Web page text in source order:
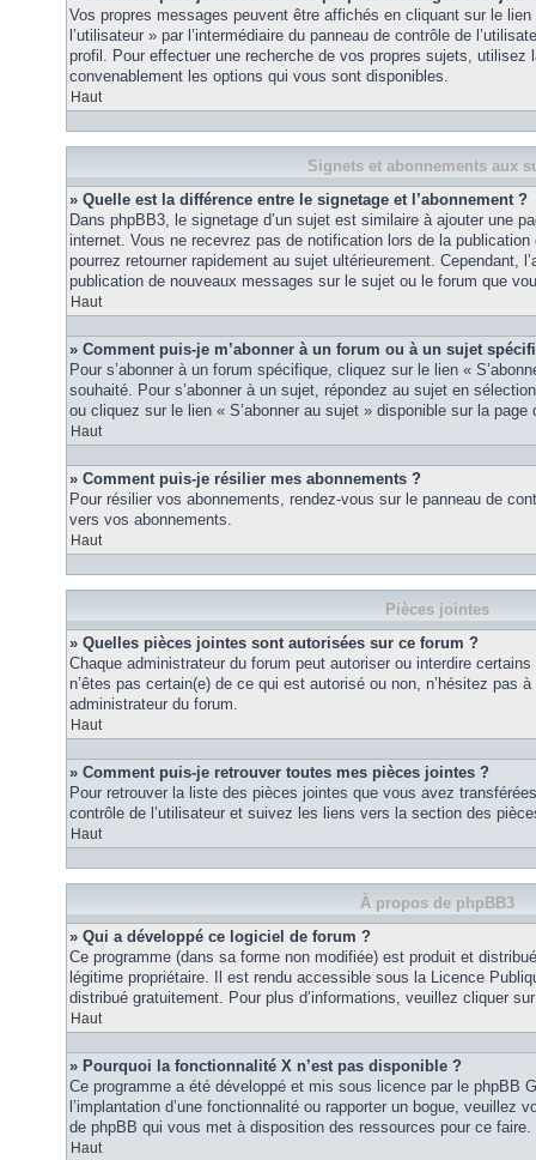
Vos propres messages peuvent être affichés en cliquant sur le
l’utilisateur » par l’intermédiaire du panneau de contrôle de
profil. Pour effectuer une recherche de vos propres sujets, utilisez
convenablement les options qui vous sont disponibles.
Haut
Signets et abonnements aux
» Quelle est la différence entre le signetage et l’abonnement ?
Dans phpBB3, le signetage d’un sujet est similaire à ajouter une
internet. Vous ne recevrez pas de notification lors de la publication
pourrez retourner rapidement au sujet ultérieurement. Cependant,
publication de nouveaux messages sur le sujet ou le forum que
Haut
» Comment puis-je m’abonner à un forum ou à un sujet
Pour s’abonner à un forum spécifique, cliquez sur le lien «
souhaité. Pour s’abonner à un sujet, répondez au sujet en
ou cliquez sur le lien « S’abonner au sujet » disponible sur la page
Haut
» Comment puis-je résilier mes abonnements ?
Pour résilier vos abonnements, rendez-vous sur le panneau de
vers vos abonnements.
Haut
Pièces jointes
» Quelles pièces jointes sont autorisées sur ce forum ?
Chaque administrateur du forum peut autoriser ou interdire
n’êtes pas certain(e) de ce qui est autorisé ou non, n’hésitez pas
administrateur du forum.
Haut
» Comment puis-je retrouver toutes mes pièces jointes ?
Pour retrouver la liste des pièces jointes que vous avez
contrôle de l’utilisateur et suivez les liens vers la section des
Haut
À propos de phpBB3
» Qui a développé ce logiciel de forum ?
Ce programme (dans sa forme non modifiée) est produit et
légitime propriétaire. Il est rendu accessible sous la Licence
distribué gratuitement. Pour plus d’informations, veuillez cliquer
Haut
» Pourquoi la fonctionnalité X n’est pas disponible ?
Ce programme a été développé et mis sous licence par le phpBB
l’implantation d’une fonctionnalité ou rapporter un bogue, veuillez
de phpBB qui vous met à disposition des ressources pour ce faire.
Haut